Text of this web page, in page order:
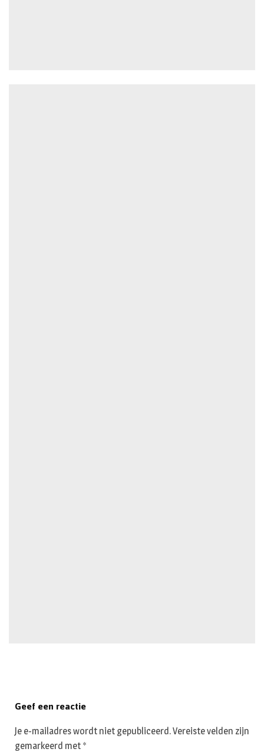
Geef een reactie
Je e-mailadres wordt niet gepubliceerd.Vereiste velden zijn
gemarkeerd met *